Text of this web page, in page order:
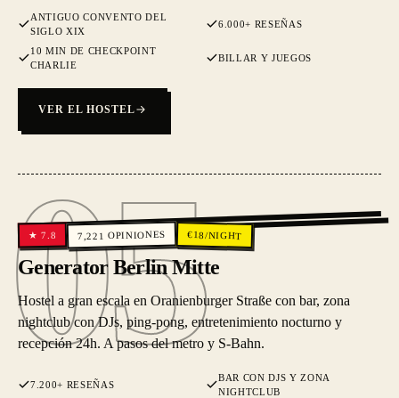
ANTIGUO CONVENTO DEL
SIGLO XIX
6.000+ RESEÑAS
10 MIN DE CHECKPOINT
CHARLIE
BILLAR Y JUEGOS
VER EL HOSTEL
05
05
★7.8 7,221 OPINIONES €18/NIGHT
Generator Berlin Mitte
Hostel a gran escala en Oranienburger Straße con bar, zona
nightclub con DJs, ping-pong, entretenimiento nocturno y
recepción 24h. A pasos del metro y S-Bahn.
7.200+ RESEÑAS
BAR CON DJS Y ZONA
NIGHTCLUB